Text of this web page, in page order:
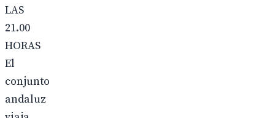
LAS
21.00
HORAS
El
conjunto
andaluz